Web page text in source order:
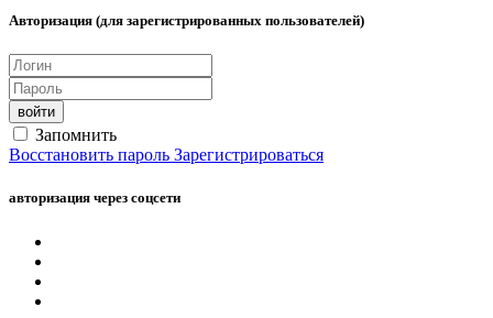
Авторизация (для зарегистрированных пользователей)
войти
Запомнить
Восстановить пароль Зарегистрироваться
авторизация через соцсети